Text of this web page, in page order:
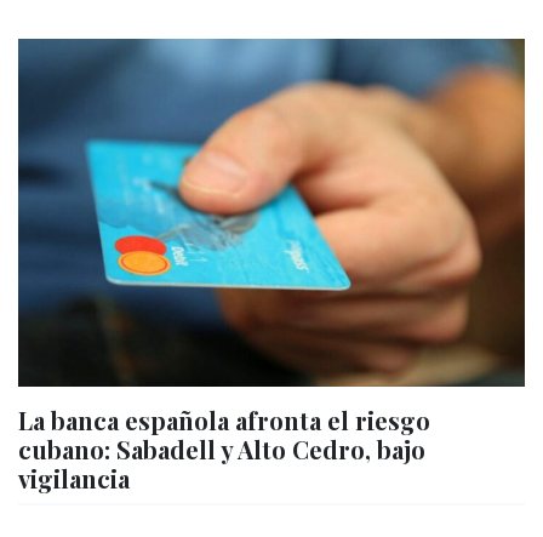
La banca española afronta el riesgo
cubano: Sabadell y Alto Cedro, bajo
vigilancia